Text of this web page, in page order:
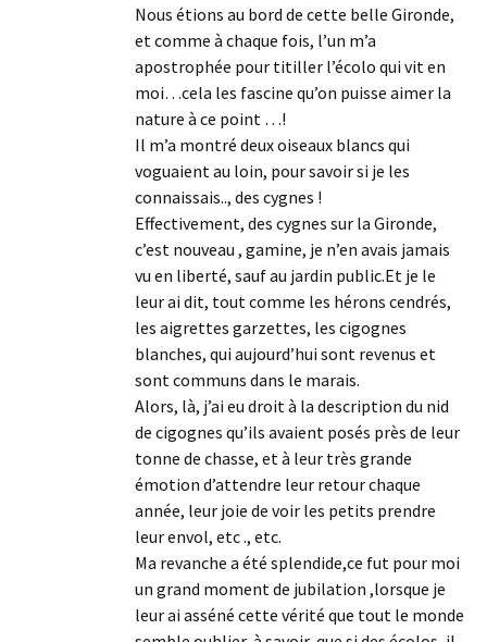
Nous étions au bord de cette belle Gironde,
et comme à chaque fois, l’un m’a
apostrophée pour titiller l’écolo qui vit en
moi…cela les fascine qu’on puisse aimer la
nature à ce point …!
Il m’a montré deux oiseaux blancs qui
voguaient au loin, pour savoir si je les
connaissais.., des cygnes !
Effectivement, des cygnes sur la Gironde,
c’est nouveau , gamine, je n’en avais jamais
vu en liberté, sauf au jardin public.Et je le
leur ai dit, tout comme les hérons cendrés,
les aigrettes garzettes, les cigognes
blanches, qui aujourd’hui sont revenus et
sont communs dans le marais.
Alors, là, j’ai eu droit à la description du nid
de cigognes qu’ils avaient posés près de leur
tonne de chasse, et à leur très grande
émotion d’attendre leur retour chaque
année, leur joie de voir les petits prendre
leur envol, etc ., etc.
Ma revanche a été splendide,ce fut pour moi
un grand moment de jubilation ,lorsque je
leur ai asséné cette vérité que tout le monde